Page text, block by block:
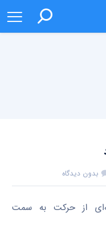
بدون دیدگاه
از حرکت به سمت